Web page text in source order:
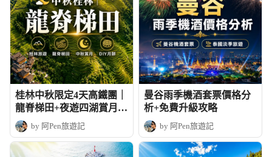
桂林中秋限定4天高鐵團｜
龍脊梯田+夜遊四湖賞月+
DIY月餅
by 阿Pen旅遊記
曼谷雨季機酒套票價格分
析+免費升級攻略
by 阿Pen旅遊記